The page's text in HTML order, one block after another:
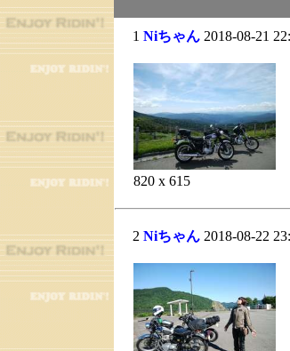
1 Niちゃん 2018-08-21
820 x 615
2 Niちゃん 2018-08-22